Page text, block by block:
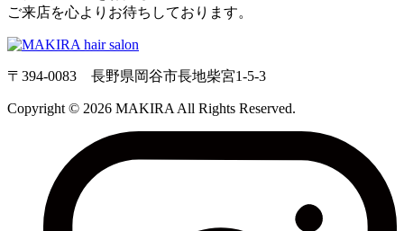
ご来店を心よりお待ちしております。
〒394-0083 長野県岡谷市長地柴宮1-5-3
Copyright © 2026 MAKIRA All Rights Reserved.